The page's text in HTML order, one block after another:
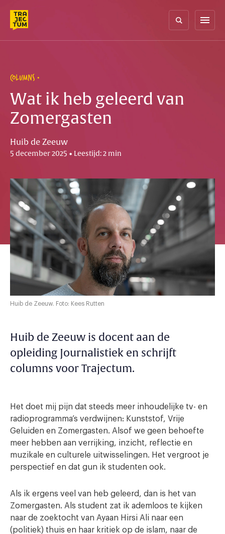
content
menu
COLUMNS
Wat ik heb geleerd van
Zomergasten
Huib de Zeeuw
5 december 2025 • Leestijd: 2 min
Huib de Zeeuw. Foto: Kees Rutten
Huib de Zeeuw is docent aan de
opleiding Journalistiek en schrijft
columns voor Trajectum.
Het doet mij pijn dat steeds meer inhoudelijke tv- en
radioprogramma’s verdwijnen: Kunststof, Vrije
Geluiden en Zomergasten. Alsof we geen behoefte
meer hebben aan verrijking, inzicht, reflectie en
muzikale en culturele uitwisselingen. Het vergroot je
perspectief en dat gun ik studenten ook.
Als ik ergens veel van heb geleerd, dan is het van
Zomergasten. Als student zat ik ademloos te kijken
naar de zoektocht van Ayaan Hirsi Ali naar een
(politiek) thuis en haar kritiek op de islam, naar de